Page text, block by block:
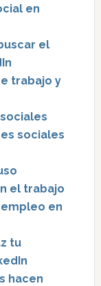
en
el
trabajo y
sociales
el trabajo
en
tu
hacen